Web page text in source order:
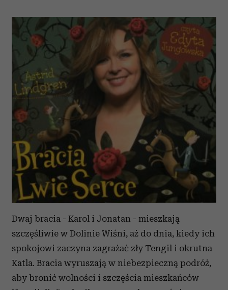
Dwaj bracia - Karol i Jonatan - mieszkają
szczęśliwie w Dolinie Wiśni, aż do dnia, kiedy ich
spokojowi zaczyna zagrażać zły Tengil i okrutna
Katla. Bracia wyruszają w niebezpieczną podróż,
aby bronić wolności i szczęścia mieszkańców